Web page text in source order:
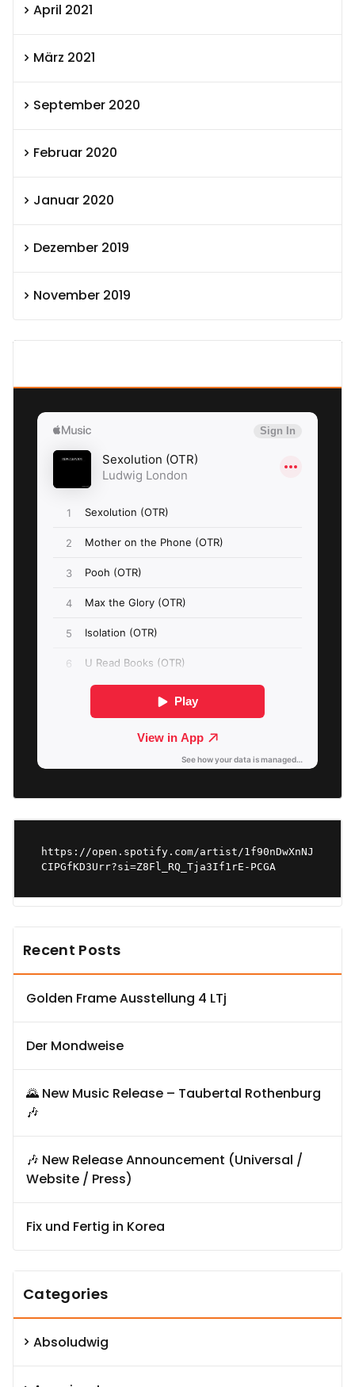
April 2021
März 2021
September 2020
Februar 2020
Januar 2020
Dezember 2019
November 2019
https://open.spotify.com/artist/1f90nDwXnNJ
CIPGfKD3Urr?si=Z8Fl_RQ_Tja3If1rE-PCGA
Recent Posts
Golden Frame Ausstellung 4 LTj
Der Mondweise
🌄 New Music Release – Taubertal Rothenburg
🎶
🎶 New Release Announcement (Universal /
Website / Press)
Fix und Fertig in Korea
Categories
Absoludwig